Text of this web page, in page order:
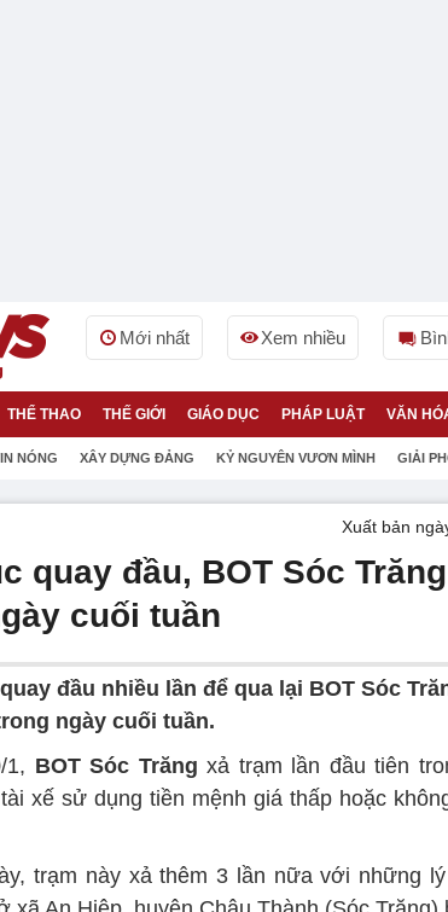
Mới nhất Xem nhiều
THỂ THAO THẾ GIỚI GIÁO DỤC PHÁP LUẬT VĂN
NÓNG XÂY DỰNG ĐẢNG KỶ NGUYÊN VƯƠN MÌNH GIẢI
Xuất bản
quay đầu, BOT Sóc
cuối tuần
đầu nhiều lần để qua lại BOT Sóc
ngày cuối tuần.
1, BOT Sóc Trăng xả trạm lần đầu tiên
xế sử dụng tiền mệnh giá thấp hoặc
trạm này xả thêm 3 lần nữa với những